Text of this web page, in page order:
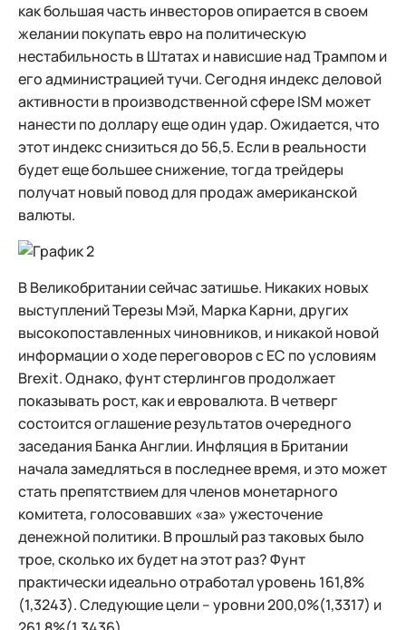
как большая часть инвесторов опирается в своем
желании покупать евро на политическую
нестабильность в Штатах и нависшие над Трампом и
его администрацией тучи. Сегодня индекс деловой
активности в производственной сфере ISM может
нанести по доллару еще один удар. Ожидается, что
этот индекс снизиться до 56,5. Если в реальности
будет еще большее снижение, тогда трейдеры
получат новый повод для продаж американской
валюты.
В Великобритании сейчас затишье. Никаких новых
выступлений Терезы Мэй, Марка Карни, других
высокопоставленных чиновников, и никакой новой
информации о ходе переговоров с ЕС по условиям
Brexit. Однако, фунт стерлингов продолжает
показывать рост, как и евровалюта. В четверг
состоится оглашение результатов очередного
заседания Банка Англии. Инфляция в Британии
начала замедляться в последнее время, и это может
стать препятствием для членов монетарного
комитета, голосовавших «за» ужесточение
денежной политики. В прошлый раз таковых было
трое, сколько их будет на этот раз? Фунт
практически идеально отработал уровень 161,8%
(1,3243). Следующие цели – уровни 200,0%(1,3317) и